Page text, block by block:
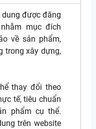
dung được đăng
mục đích
về sản phẩm,
trong xây dựng,
thay đổi theo
tế, tiêu chuẩn
phẩm cụ thể.
trên website